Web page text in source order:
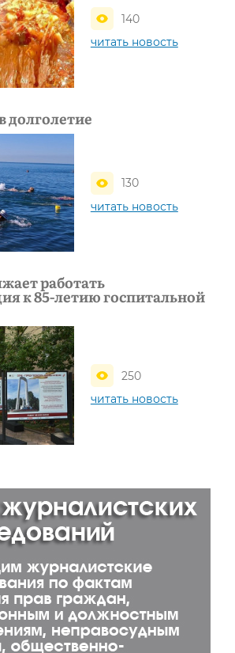
140
читать новость
долголетие
130
читать новость
работать
к 85-летию госпитальной
250
читать новость